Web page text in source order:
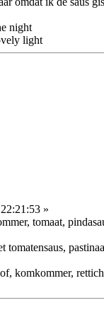
night
light
»
tomaat,
tomatensaus,
komkommer,